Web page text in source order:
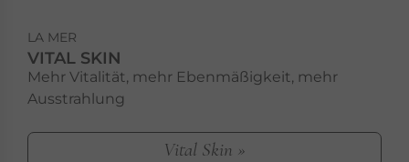
LA MER
VITAL SKIN
Mehr Vitalität, mehr Ebenmäßigkeit, mehr
Ausstrahlung
Vital Skin »